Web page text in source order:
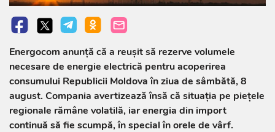
Energocom anunță că a reușit să rezerve volumele
necesare de energie electrică pentru acoperirea
consumului Republicii Moldova în ziua de sâmbătă, 8
august. Compania avertizează însă că situația pe piețele
regionale rămâne volatilă, iar energia din import
continuă să fie scumpă, în special în orele de vârf.